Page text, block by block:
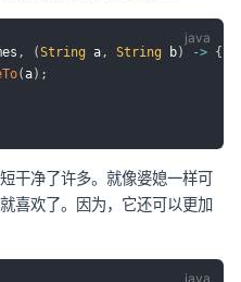
, (String a, String b) -> {
(a) ;
干净了许多。就像婆媳一样可
喜欢了。因为，它还可以更加